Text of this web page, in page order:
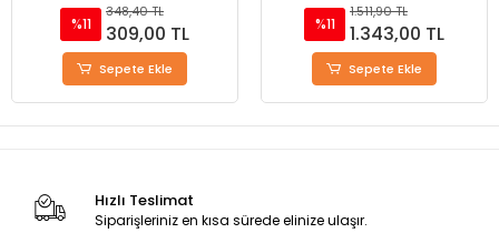
%11
348,40 TL
309,00 TL
Sepete Ekle
%11
1.511,90 TL
1.343,00 TL
Sepete Ekle
Hızlı Teslimat
Siparişleriniz en kısa sürede elinize ulaşır.